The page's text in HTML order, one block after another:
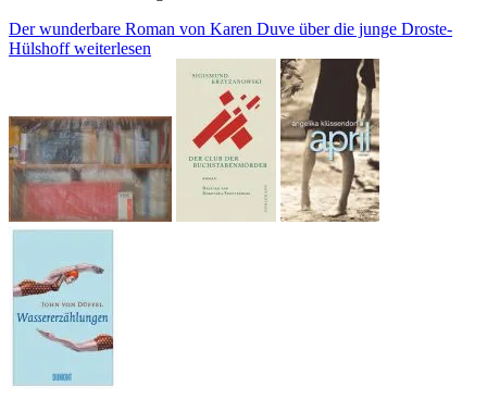
Der wunderbare Roman von Karen Duve über die junge Droste-
Hülshoffweiterlesen